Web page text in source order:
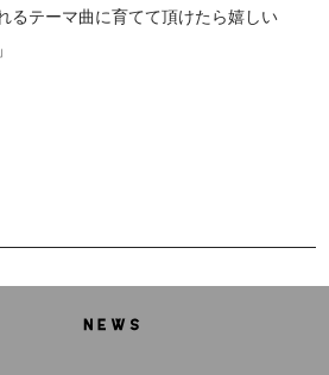
るテーマ曲に育てて頂けたら嬉しい